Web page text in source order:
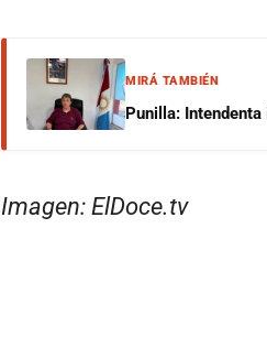
MIRÁ TAMBIÉN
Punilla:
Imagen: ElDoce.tv